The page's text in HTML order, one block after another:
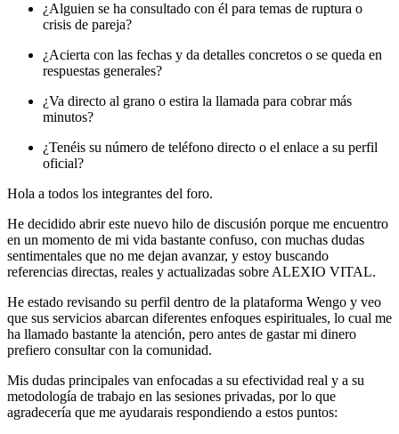
¿Alguien se ha consultado con él para temas de ruptura o
crisis de pareja?
¿Acierta con las fechas y da detalles concretos o se queda en
respuestas generales?
¿Va directo al grano o estira la llamada para cobrar más
minutos?
¿Tenéis su número de teléfono directo o el enlace a su perfil
oficial?
Hola a todos los integrantes del foro.
He decidido abrir este nuevo hilo de discusión porque me encuentro
en un momento de mi vida bastante confuso, con muchas dudas
sentimentales que no me dejan avanzar, y estoy buscando
referencias directas, reales y actualizadas sobre ALEXIO VITAL.
He estado revisando su perfil dentro de la plataforma Wengo y veo
que sus servicios abarcan diferentes enfoques espirituales, lo cual me
ha llamado bastante la atención, pero antes de gastar mi dinero
prefiero consultar con la comunidad.
Mis dudas principales van enfocadas a su efectividad real y a su
metodología de trabajo en las sesiones privadas, por lo que
agradecería que me ayudarais respondiendo a estos puntos: